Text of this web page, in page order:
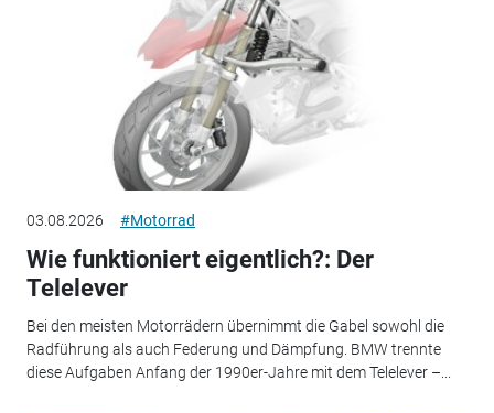
03.08.2026 #Motorrad
Wie funktioniert eigentlich?: Der
Telelever
Bei den meisten Motorrädern übernimmt die Gabel sowohl die
Radführung als auch Federung und Dämpfung. BMW trennte
diese Aufgaben Anfang der 1990er-Jahre mit dem Telelever –...